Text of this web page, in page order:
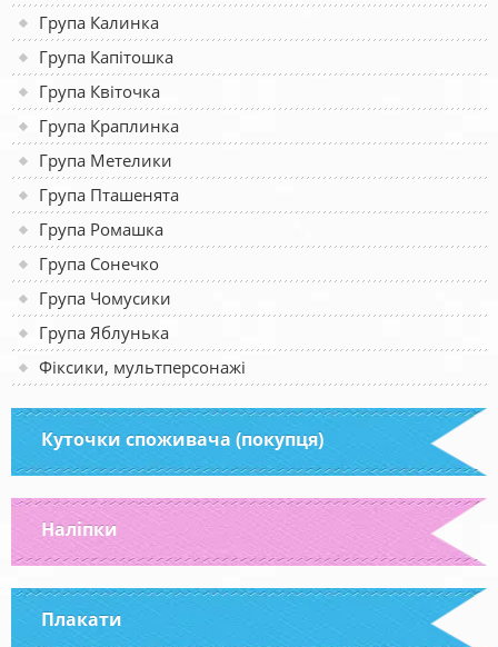
Група Калинка
Група Капітошка
Група Квіточка
Група Краплинка
Група Метелики
Група Пташенята
Група Ромашка
Група Сонечко
Група Чомусики
Група Яблунька
Фіксики, мультперсонажі
Куточки споживача (покупця)
Наліпки
Плакати